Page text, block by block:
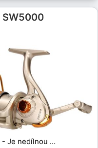
SW5000
- Je nedílnou …